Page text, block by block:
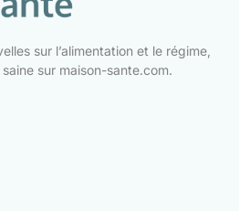
sur l’alimentation et le régime,
sur maison-sante.com.